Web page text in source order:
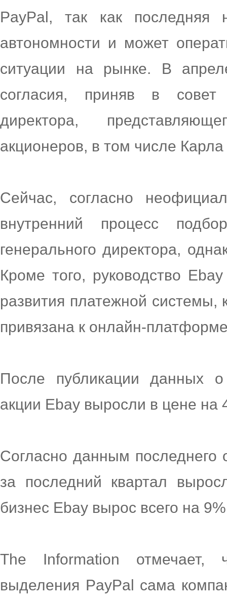
PayPal, так как последняя
автономности и может
ситуации на рынке. В
согласия, приняв в совет
директора,
акционеров, в том числе
Сейчас, согласно
внутренний процесс
генерального директора,
Кроме того, руководство
развития платежной системы,
привязана к онлайн-
После публикации данных
акции Ebay выросли в цене на
Согласно данным последнего
за последний квартал
бизнес Ebay вырос всего на
The Information отмечает,
выделения PayPal сама